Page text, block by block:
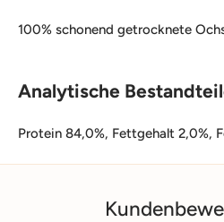
100% schonend getrocknete
Analytische
Protein 84,0%, Fettgehalt 2,0%,